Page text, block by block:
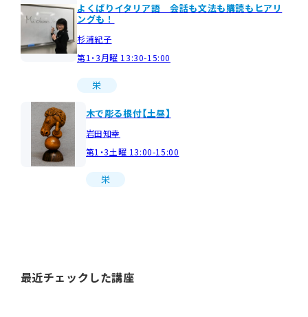
よくばりイタリア語 会話も文法も購読もヒアリ
ングも！
杉浦紀子
第1・3月曜 13:30-15:00
栄
木で彫る根付【土昼】
岩田知幸
第1・3土曜 13:00-15:00
栄
最近チェックした講座